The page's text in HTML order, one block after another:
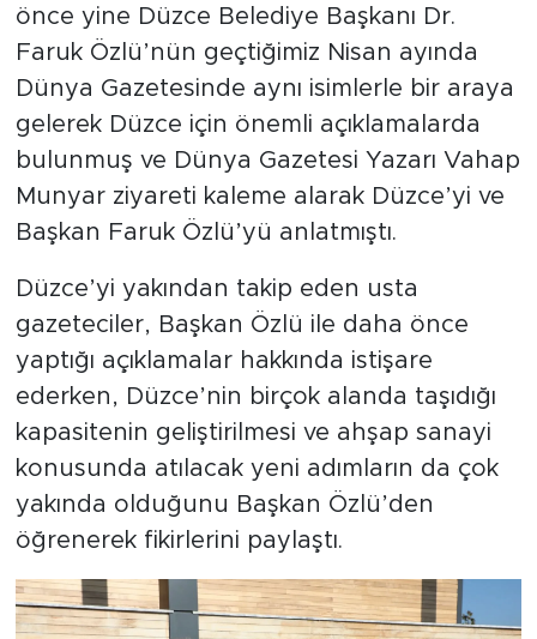
önce yine Düzce Belediye Başkanı Dr.
Faruk Özlü’nün geçtiğimiz Nisan ayında
Dünya Gazetesinde aynı isimlerle bir araya
gelerek Düzce için önemli açıklamalarda
bulunmuş ve Dünya Gazetesi Yazarı Vahap
Munyar ziyareti kaleme alarak Düzce’yi ve
Başkan Faruk Özlü’yü anlatmıştı.
Düzce’yi yakından takip eden usta
gazeteciler, Başkan Özlü ile daha önce
yaptığı açıklamalar hakkında istişare
ederken, Düzce’nin birçok alanda taşıdığı
kapasitenin geliştirilmesi ve ahşap sanayi
konusunda atılacak yeni adımların da çok
yakında olduğunu Başkan Özlü’den
öğrenerek fikirlerini paylaştı.